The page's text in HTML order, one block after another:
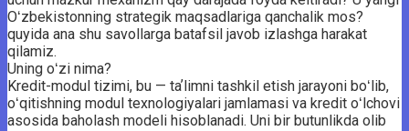
Oʻzbekistonning strategik maqsadlariga qanchalik mos?
quyida ana shu savollarga batafsil javob izlashga harakat
qilamiz.
Uning oʻzi nima?
Kredit-modul tizimi, bu — taʼlimni tashkil etish jarayoni boʻlib,
oʻqitishning modul texnologiyalari jamlamasi va kredit oʻlchovi
asosida baholash modeli hisoblanadi. Uni bir butunlikda olib